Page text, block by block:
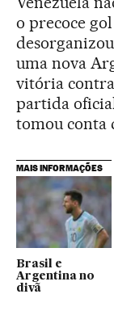
o precoce
uma nova
vitória
partida
tomou conta
MAIS INFORMAÇÕES
Brasil e
Argentina no
divã